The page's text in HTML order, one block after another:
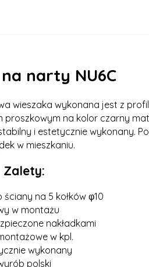
narty NU6C
wieszaka wykonana jest z
proszkowym na kolor czarny
i estetycznie wykonany.
w mieszkaniu.
Zalety:
na 5 kołków φ10
w montażu
nakładkami
w kpl.
wykonany
polski